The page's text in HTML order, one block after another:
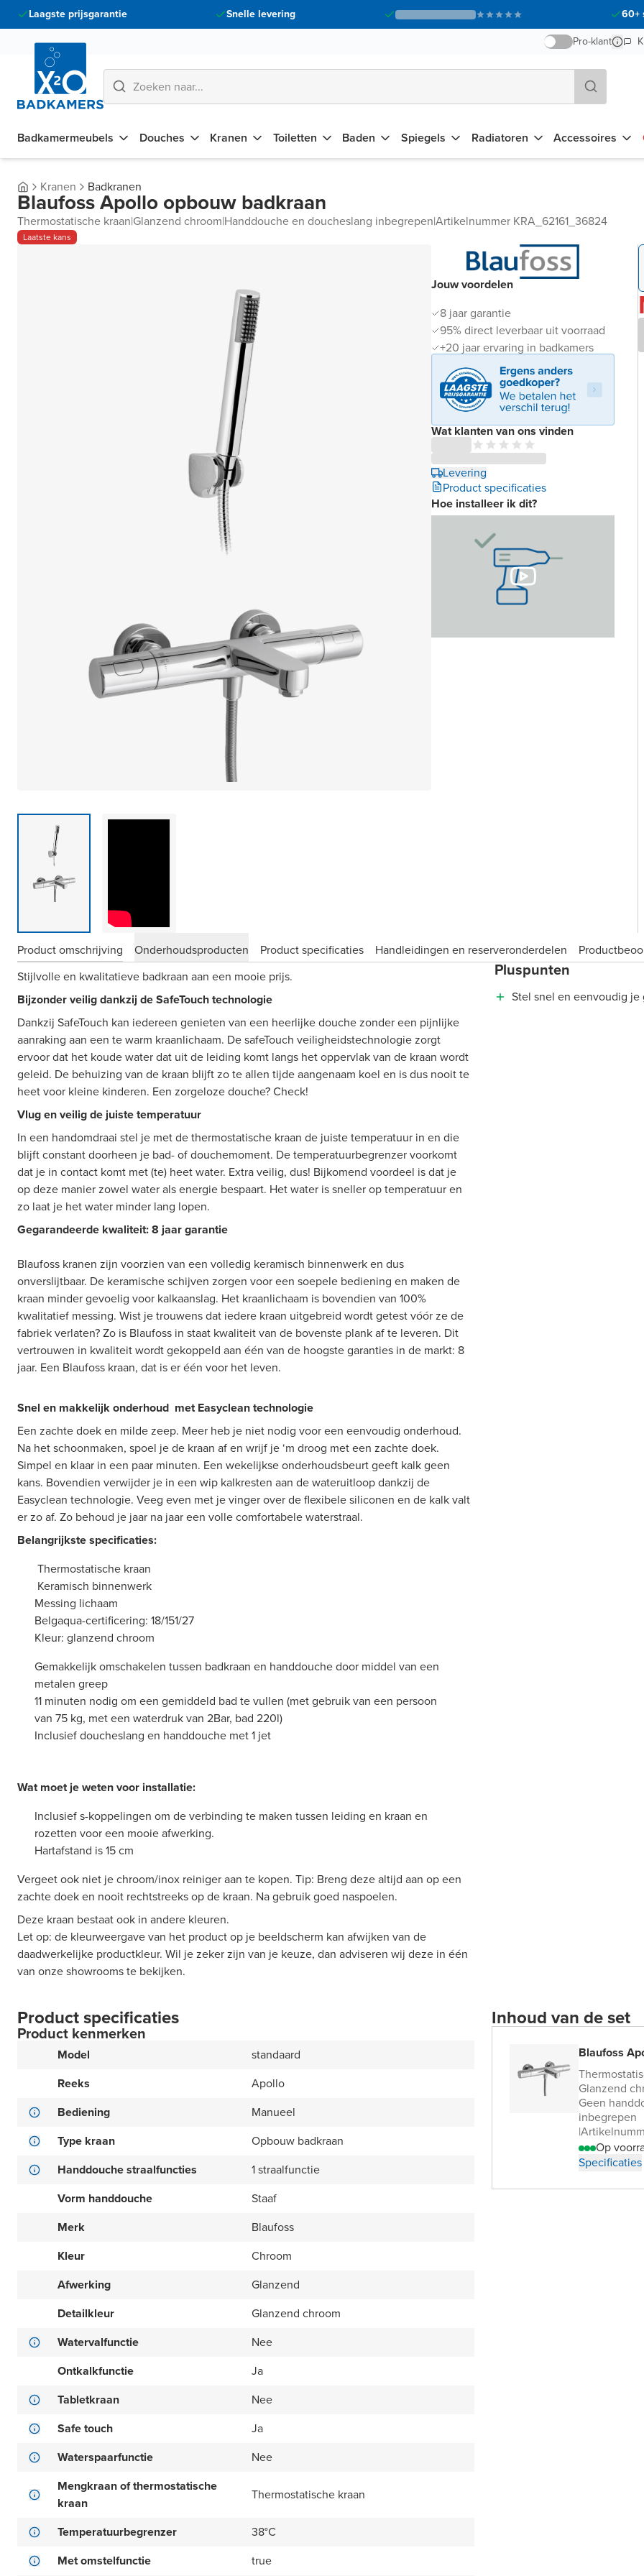
Laagste prijsgarantie Snelle levering 60+
Pro-klant
Badkamermeubels Douches Kranen Toiletten Baden Spiegels Radiatoren Accessoires
Kranen Badkranen
Blaufoss Apollo opbouw badkraan
Thermostatische kraan|Glanzend chroom|Handdouche en doucheslang inbegrepen|Artikelnummer KRA_62161_36824
Laatste kans
Jouw voordelen
8 jaar garantie
95% direct leverbaar uit voorraad
+20 jaar ervaring in badkamers
Wat klanten van ons vinden
Levering
Product specificaties
Hoe installeer ik dit?
Product omschrijving Onderhoudsproducten Product specificaties Handleidingen en reserveronderdelen
Stijlvolle en kwalitatieve badkraan aan een mooie prijs.
Bijzonder veilig dankzij de SafeTouch technologie
Dankzij SafeTouch kan iedereen genieten van een heerlijke douche zonder een pijnlijke
aanraking aan een te warm kraanlichaam. De safeTouch veiligheidstechnologie zorgt
ervoor dat het koude water dat uit de leiding komt langs het oppervlak van de kraan wordt
geleid. De behuizing van de kraan blijft zo te allen tijde aangenaam koel en is dus nooit te
heet voor kleine kinderen. Een zorgeloze douche? Check!
Vlug en veilig de juiste temperatuur
In een handomdraai stel je met de thermostatische kraan de juiste temperatuur in en die
blijft constant doorheen je bad- of douchemoment. De temperatuurbegrenzer voorkomt
dat je in contact komt met (te) heet water. Extra veilig, dus! Bijkomend voordeel is dat je
op deze manier zowel water als energie bespaart. Het water is sneller op temperatuur en
zo laat je het water minder lang lopen.
Gegarandeerde kwaliteit: 8 jaar garantie
Blaufoss kranen zijn voorzien van een volledig keramisch binnenwerk en dus
onverslijtbaar. De keramische schijven zorgen voor een soepele bediening en maken de
kraan minder gevoelig voor kalkaanslag. Het kraanlichaam is bovendien van 100%
kwalitatief messing. Wist je trouwens dat iedere kraan uitgebreid wordt getest vóór ze de
fabriek verlaten? Zo is Blaufoss in staat kwaliteit van de bovenste plank af te leveren. Dit
vertrouwen in kwaliteit wordt gekoppeld aan één van de hoogste garanties in de markt: 8
jaar. Een Blaufoss kraan, dat is er één voor het leven.
Snel en makkelijk onderhoud met Easyclean technologie
Een zachte doek en milde zeep. Meer heb je niet nodig voor een eenvoudig onderhoud.
Na het schoonmaken, spoel je de kraan af en wrijf je ‘m droog met een zachte doek.
Simpel en klaar in een paar minuten. Een wekelijkse onderhoudsbeurt geeft kalk geen
kans. Bovendien verwijder je in een wip kalkresten aan de wateruitloop dankzij de
Easyclean technologie. Veeg even met je vinger over de flexibele siliconen en de kalk valt
er zo af. Zo behoud je jaar na jaar een volle comfortabele waterstraal.
Belangrijkste specificaties:
Thermostatische kraan
Keramisch binnenwerk
Messing lichaam
Belgaqua-certificering: 18/151/27
Kleur: glanzend chroom
Gemakkelijk omschakelen tussen badkraan en handdouche door middel van een
metalen greep
11 minuten nodig om een gemiddeld bad te vullen (met gebruik van een persoon
van 75 kg, met een waterdruk van 2Bar, bad 220l)
Inclusiefdoucheslang en handdouche met 1 jet
Wat moet je weten voor installatie:
Inclusief s-koppelingen om de verbinding te maken tussen leiding en kraan en
rozetten voor een mooie afwerking.
Hartafstand is 15 cm
Vergeet ook niet je chroom/inox reiniger aan te kopen. Tip: Breng deze altijd aan op een
zachte doek en nooit rechtstreeks op de kraan. Na gebruik goed naspoelen.
Deze kraan bestaat ook in andere kleuren.
Let op: de kleurweergave van het product op je beeldscherm kan afwijken van de
daadwerkelijke productkleur. Wil je zeker zijn van je keuze, dan adviseren wij deze in één
van onze showrooms te bekijken.
Pluspunten
Stel snel en eenvoudig
Product specificaties
Product kenmerken
Model
standaard
Reeks
Apollo
Bediening
Manueel
Type kraan
Opbouw badkraan
Handdouche straalfuncties
1 straalfunctie
Vorm handdouche
Staaf
Merk
Blaufoss
Kleur
Chroom
Afwerking
Glanzend
Detailkleur
Glanzend chroom
Watervalfunctie
Nee
Ontkalkfunctie
Ja
Tabletkraan
Nee
Safe touch
Ja
Waterspaarfunctie
Nee
Mengkraan of thermostatische
kraan
Thermostatische kraan
Temperatuurbegrenzer
38°C
Met omstelfunctie
true
Inhoud van de set
Blaufoss
Glanzend
Geen
inbegrepen
|
Op
Specificaties